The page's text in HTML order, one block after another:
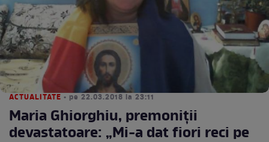
ACTUALITATE • pe 22.03.2018 la 23:11
Maria Ghiorghiu, premoniții
devastatoare: „Mi-a dat fiori reci pe